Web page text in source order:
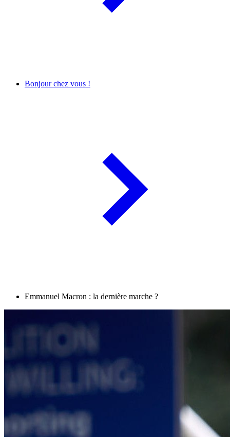
Bonjour chez vous !
Emmanuel Macron : la dernière marche ?